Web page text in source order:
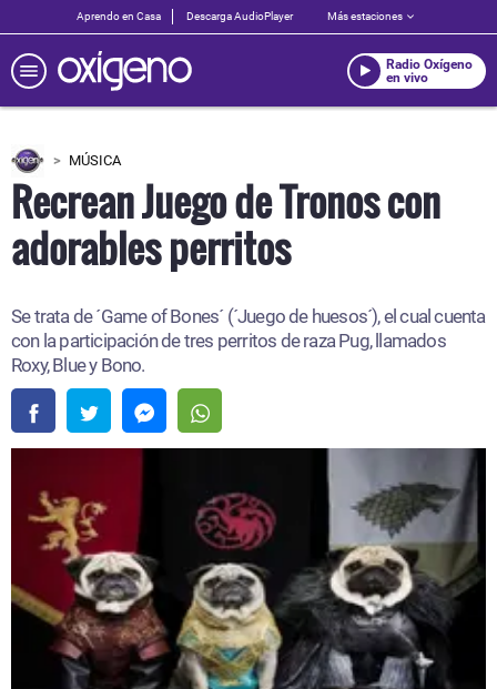
Aprendo en Casa Descarga AudioPlayer Más estaciones
Radio Oxígeno
en vivo
MÚSICA
Recrean Juego de Tronos con
adorables perritos
Se trata de ´Game of Bones´ (´Juego de huesos´), el cual cuenta
con la participación de tres perritos de raza Pug, llamados
Roxy, Blue y Bono.